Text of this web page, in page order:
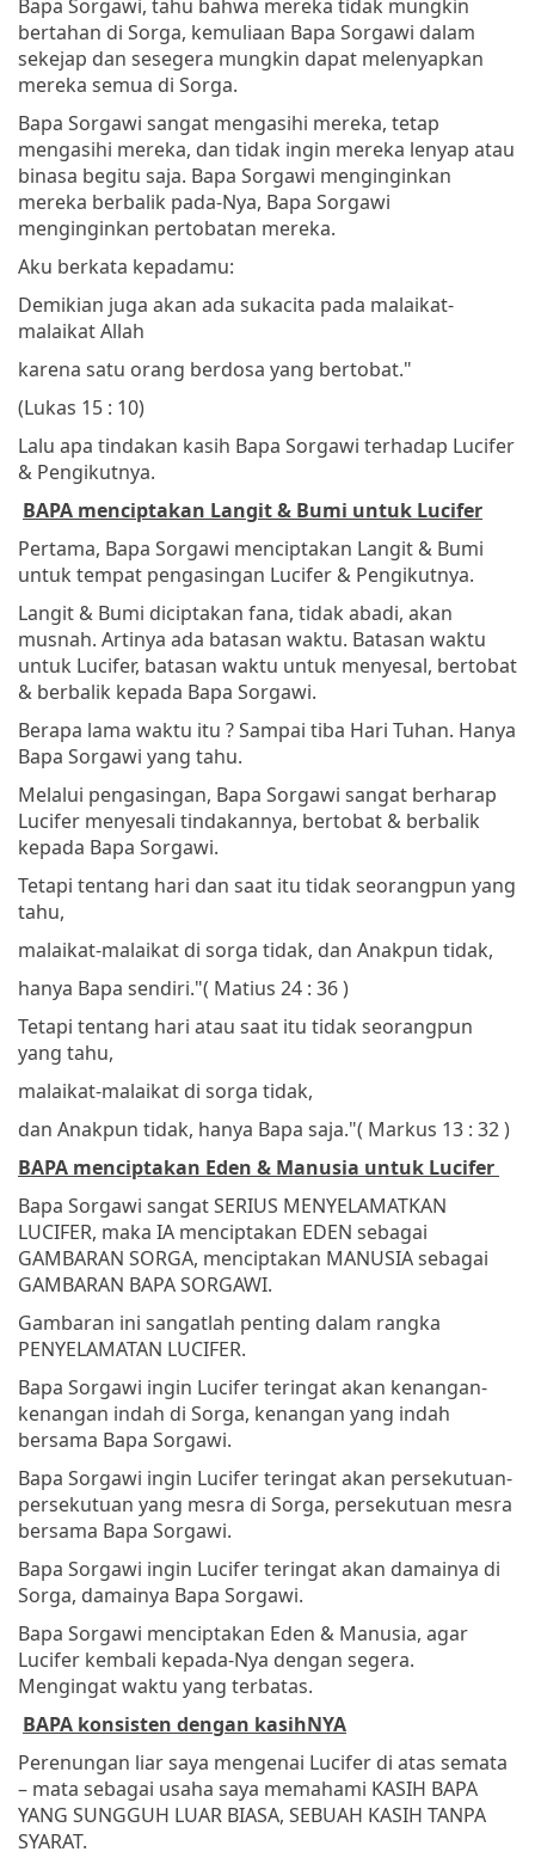
Bapa Sorgawi, tahu bahwa mereka tidak mungkin
bertahan di Sorga, kemuliaan Bapa Sorgawi dalam
sekejap dan sesegera mungkin dapat melenyapkan
mereka semua di Sorga.
Bapa Sorgawi sangat mengasihi mereka, tetap
mengasihi mereka, dan tidak ingin mereka lenyap atau
binasa begitu saja. Bapa Sorgawi menginginkan
mereka berbalik pada-Nya, Bapa Sorgawi
menginginkan pertobatan mereka.
Aku berkata kepadamu:
Demikian juga akan ada sukacita pada malaikat-
malaikat Allah
karena satu orang berdosa yang bertobat."
(Lukas 15 : 10)
Lalu apa tindakan kasih Bapa Sorgawi terhadap Lucifer
& Pengikutnya.
BAPA menciptakan Langit & Bumi untuk Lucifer
Pertama, Bapa Sorgawi menciptakan Langit & Bumi
untuk tempat pengasingan Lucifer & Pengikutnya.
Langit & Bumi diciptakan fana, tidak abadi, akan
musnah. Artinya ada batasan waktu. Batasan waktu
untuk Lucifer, batasan waktu untuk menyesal, bertobat
& berbalik kepada Bapa Sorgawi.
Berapa lama waktu itu ? Sampai tiba Hari Tuhan. Hanya
Bapa Sorgawi yang tahu.
Melalui pengasingan, Bapa Sorgawi sangat berharap
Lucifer menyesali tindakannya, bertobat & berbalik
kepada Bapa Sorgawi.
Tetapi tentang hari dan saat itu tidak seorangpun yang
tahu,
malaikat-malaikat di sorga tidak, dan Anakpun tidak,
hanya Bapa sendiri."( Matius 24 : 36 )
Tetapi tentang hari atau saat itu tidak seorangpun
yang tahu,
malaikat-malaikat di sorga tidak,
dan Anakpun tidak, hanya Bapa saja."( Markus 13 : 32 )
BAPA menciptakan Eden & Manusia untuk Lucifer
Bapa Sorgawi sangat SERIUS MENYELAMATKAN
LUCIFER, maka IA menciptakan EDEN sebagai
GAMBARAN SORGA, menciptakan MANUSIA sebagai
GAMBARAN BAPA SORGAWI.
Gambaran ini sangatlah penting dalam rangka
PENYELAMATAN LUCIFER.
Bapa Sorgawi ingin Lucifer teringat akan kenangan-
kenangan indah di Sorga, kenangan yang indah
bersama Bapa Sorgawi.
Bapa Sorgawi ingin Lucifer teringat akan persekutuan-
persekutuan yang mesra di Sorga, persekutuan mesra
bersama Bapa Sorgawi.
Bapa Sorgawi ingin Lucifer teringat akan damainya di
Sorga, damainya Bapa Sorgawi.
Bapa Sorgawi menciptakan Eden & Manusia, agar
Lucifer kembali kepada-Nya dengan segera.
Mengingat waktu yang terbatas.
BAPA konsisten dengan kasihNYA
Perenungan liar saya mengenai Lucifer di atas semata
– mata sebagai usaha saya memahami KASIH BAPA
YANG SUNGGUH LUAR BIASA, SEBUAH KASIH TANPA
SYARAT.